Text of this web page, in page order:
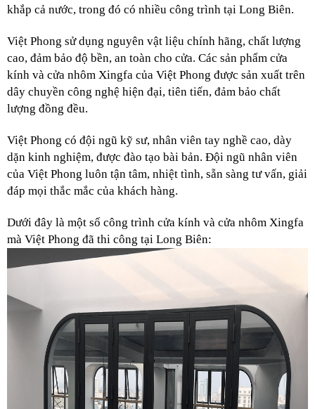
khắp cả nước, trong đó có nhiều công trình tại Long Biên.
Việt Phong sử dụng nguyên vật liệu chính hãng, chất lượng
cao, đảm bảo độ bền, an toàn cho cửa. Các sản phẩm cửa
kính và cửa nhôm Xingfa của Việt Phong được sản xuất trên
dây chuyền công nghệ hiện đại, tiên tiến, đảm bảo chất
lượng đồng đều.
Việt Phong có đội ngũ kỹ sư, nhân viên tay nghề cao, dày
dặn kinh nghiệm, được đào tạo bài bản. Đội ngũ nhân viên
của Việt Phong luôn tận tâm, nhiệt tình, sẵn sàng tư vấn, giải
đáp mọi thắc mắc của khách hàng.
Dưới đây là một số công trình cửa kính và cửa nhôm Xingfa
mà Việt Phong đã thi công tại Long Biên: